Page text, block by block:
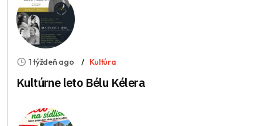
1 týždeň ago Kultúra
Kultúrne leto Bélu Kélera